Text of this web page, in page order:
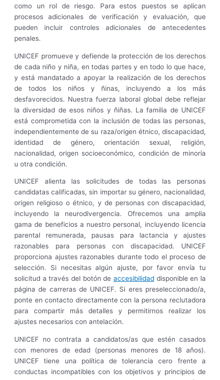
como un rol de riesgo. Para estos puestos se aplican
procesos adicionales de verificación y evaluación, que
pueden incluir controles adicionales de antecedentes
penales.
UNICEF promueve y defiende la protección de los derechos
de cada niño y niña, en todas partes y en todo lo que hace,
y está mandatado a apoyar la realización de los derechos
de todos los niños y ñinas, incluyendo a los más
desfavorecidos. Nuestra fuerza laboral global debe reflejar
la diversidad de esos niños y ñiñas. La familia de UNICEF
está comprometida con la inclusión de todas las personas,
independientemente de su raza/origen étnico, discapacidad,
identidad de género, orientación sexual, religión,
nacionalidad, origen socioeconómico, condición de minoría
u otra condición.
UNICEF alienta las solicitudes de todas las personas
candidatas calificadas, sin importar su género, nacionalidad,
origen religioso o étnico, y de personas con discapacidad,
incluyendo la neurodivergencia. Ofrecemos una amplia
gama de beneficios a nuestro personal, incluyendo licencia
parental remunerada, pausas para lactancia y ajustes
razonables para personas con discapacidad. UNICEF
proporciona ajustes razonables durante todo el proceso de
selección. Si necesitas algún ajuste, por favor envía tu
solicitud a través del botón de accesibilidaddisponible en la
página de carreras de UNICEF. Si eres preseleccionado/a,
ponte en contacto directamente con la persona reclutadora
para compartir más detalles y permitirnos realizar los
ajustes necesarios con antelación.
UNICEF no contrata a candidatos/as que estén casados
con menores de edad (personas menores de 18 años).
UNICEF tiene una política de tolerancia cero frente a
conductas incompatibles con los objetivos y principios de